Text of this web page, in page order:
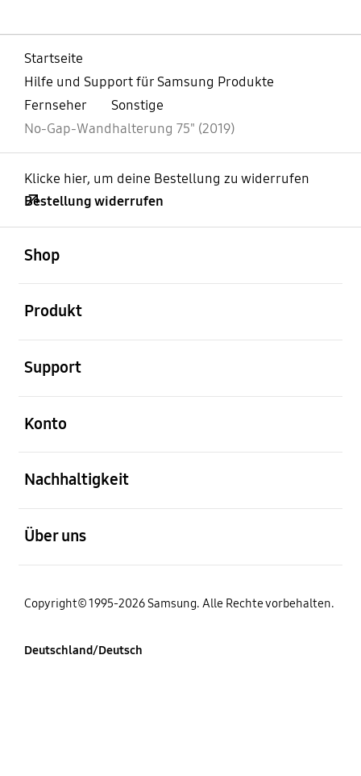
Startseite
Hilfe und Support für Samsung Produkte
Fernseher
Sonstige
No-Gap-Wandhalterung 75" (2019)
Klicke hier, um deine Bestellung zu widerrufen
Bestellung widerrufen
Shop
Produkt
Support
Konto
Nachhaltigkeit
Über uns
Copyright© 1995-2026 Samsung. Alle Rechte vorbehalten.
Deutschland/Deutsch